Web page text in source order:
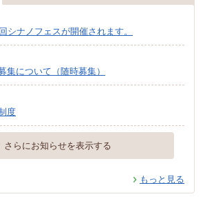
シナノフェスが開催されます。
集について（随時募集）
度
さらにお知らせを表示する
もっと見る